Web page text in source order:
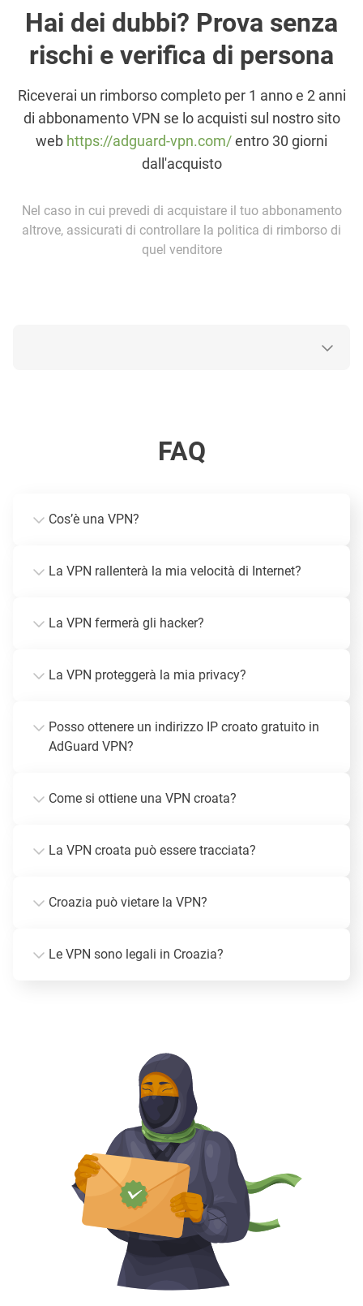
Hai dei dubbi? Prova senza
rischi e verifica di persona
Riceverai un rimborso completo per 1 anno e 2 anni
di abbonamento VPN se lo acquisti sul nostro sito
web https://adguard-vpn.com/entro 30 giorni
dall'acquisto
Nel caso in cui prevedi di acquistare il tuo abbonamento
altrove, assicurati di controllare la politica di rimborso di
quel venditore
FAQ
Cos’è una VPN?
La VPN rallenterà la mia velocità di Internet?
La VPN fermerà gli hacker?
La VPN proteggerà la mia privacy?
Posso ottenere un indirizzo IP croato gratuito in
AdGuard VPN?
Come si ottiene una VPN croata?
La VPN croata può essere tracciata?
Croazia può vietare la VPN?
Le VPN sono legali in Croazia?